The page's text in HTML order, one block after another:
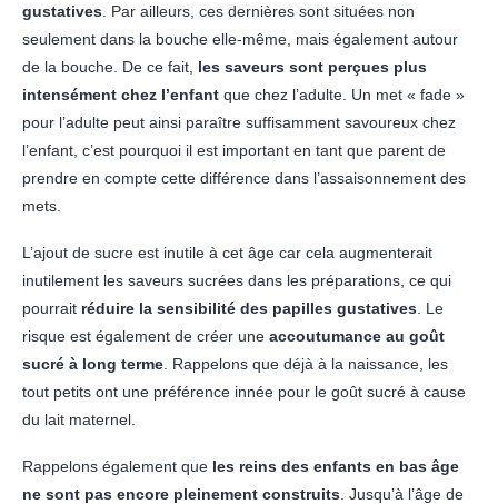
gustatives . Par ailleurs, ces dernières sont situées non
seulement dans la bouche elle-même, mais également autour
de la bouche. De ce fait, les saveurs sont perçues plus
intensément chez l’enfant que chez l’adulte. Un met « fade »
pour l’adulte peut ainsi paraître suffisamment savoureux chez
l’enfant, c’est pourquoi il est important en tant que parent de
prendre en compte cette différence dans l’assaisonnement des
mets.
L’ajout de sucre est inutile à cet âge car cela augmenterait
inutilement les saveurs sucrées dans les préparations, ce qui
pourrait réduire la sensibilité des papilles gustatives . Le
risque est également de créer une accoutumance au goût
sucré à long terme . Rappelons que déjà à la naissance, les
tout petits ont une préférence innée pour le goût sucré à cause
du lait maternel.
Rappelons également que les reins des enfants en bas âge
ne sont pas encore pleinement construits . Jusqu’à l’âge de